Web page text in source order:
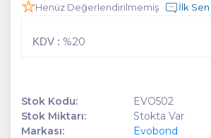
Henüz Değerlendirilmemiş İlk
KDV : %20
Stok Kodu:
EVO502
Stok Miktarı:
Stokta Var
Markası:
Evobond